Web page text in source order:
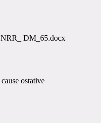
DM_65.docx
ostative